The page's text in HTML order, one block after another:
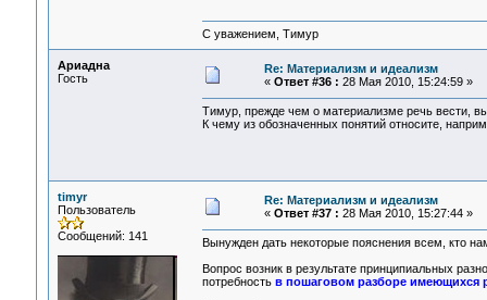
С уважением, Тимур
Ариадна
Гость
Re: Материализм и идеализм
« Ответ #36 : 28 Мая 2010, 15:24:59 »
Тимур, прежде чем о материализме речь вести,
К чему из обозначенных понятий относите,
timyr
Пользователь
Сообщений: 141
Re: Материализм и идеализм
« Ответ #37 : 28 Мая 2010, 15:27:44 »
Вынужден дать некоторые пояснения всем, кто
Вопрос возник в результате принципиальных
потребность в пошаговом разборе имеющихся